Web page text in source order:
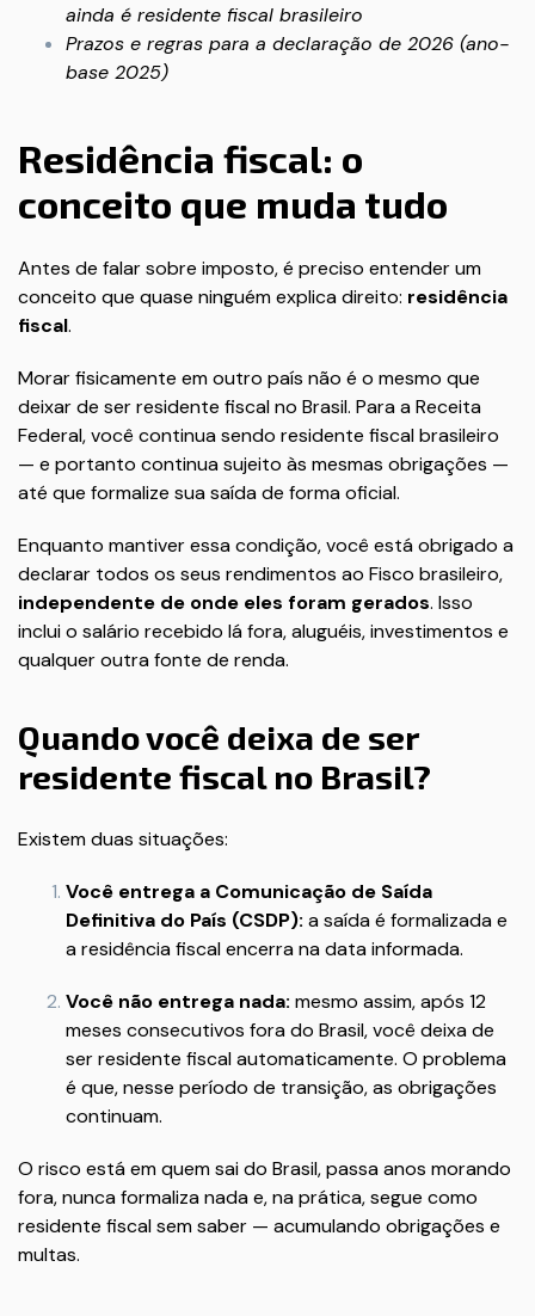
ainda é residente fiscal brasileiro
Prazos e regras para a declaração de 2026 (ano-
base 2025)
Residência fiscal: o
conceito que muda tudo
Antes de falar sobre imposto, é preciso entender um
conceito que quase ninguém explica direito: residência
fiscal.
Morar fisicamente em outro país não é o mesmo que
deixar de ser residente fiscal no Brasil. Para a Receita
Federal, você continua sendo residente fiscal brasileiro
— e portanto continua sujeito às mesmas obrigações —
até que formalize sua saída de forma oficial.
Enquanto mantiver essa condição, você está obrigado a
declarar todos os seus rendimentos ao Fisco brasileiro,
independente de onde eles foram gerados. Isso
inclui o salário recebido lá fora, aluguéis, investimentos e
qualquer outra fonte de renda.
Quando você deixa de ser
residente fiscal no Brasil?
Existem duas situações:
Você entrega a Comunicação de Saída
Definitiva do País (CSDP): a saída é formalizada e
a residência fiscal encerra na data informada.
Você não entrega nada: mesmo assim, após 12
meses consecutivos fora do Brasil, você deixa de
ser residente fiscal automaticamente. O problema
é que, nesse período de transição, as obrigações
continuam.
O risco está em quem sai do Brasil, passa anos morando
fora, nunca formaliza nada e, na prática, segue como
residente fiscal sem saber — acumulando obrigações e
multas.